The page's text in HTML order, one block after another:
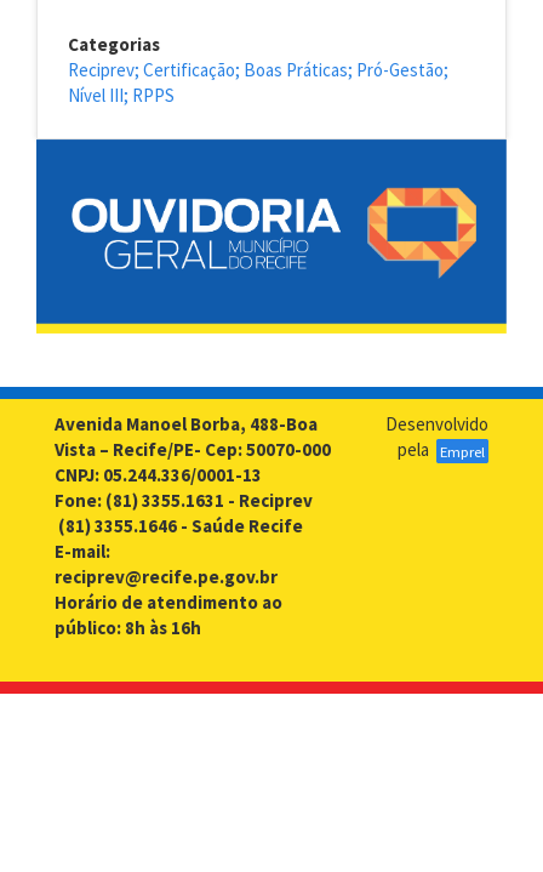
Categorias
Reciprev; Certificação; Boas Práticas; Pró-Gestão;
Nível III; RPPS
Avenida Manoel Borba, 488-Boa
Vista – Recife/PE- Cep: 50070-000
CNPJ: 05.244.336/0001-13
Fone: (81) 3355.1631 - Reciprev
(81) 3355.1646 - Saúde Recife
E-mail:
reciprev@recife.pe.gov.br
Horário de atendimento ao
público: 8h às 16h
Desenvolvido
pela
Emprel